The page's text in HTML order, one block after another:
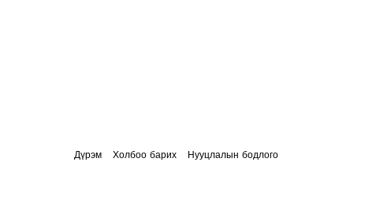
Дүрэм Холбоо барих Нууцлалын бодлого